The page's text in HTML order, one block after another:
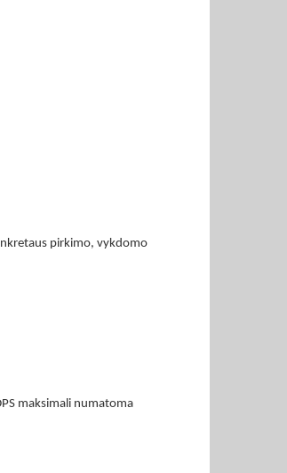
pirkimo, vykdomo
maksimali numatoma